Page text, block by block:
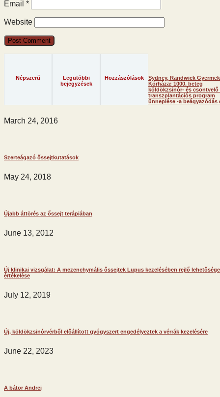
Email *
Website
Népszerű
Legutóbbi
bejegyzések
Hozzászólások
Sydney, Randwick
Kórháza: 1000. beteg
köldökzsinór- és csontvelő
transzplantációs program
ünneplése -a beágyazódás
March 24, 2016
Szerteágazó őssejtkutatások
May 24, 2018
Újabb áttörés az őssejt terápiában
June 13, 2012
Új klinikai vizsgálat: A mezenchymális őssejtek Lupus kezelésében rejlő
értékelése
July 12, 2019
Új, köldökzsinórvérből előállított gyógyszert engedélyeztek a vérrák kezelésére
June 22, 2023
A bátor Andrej